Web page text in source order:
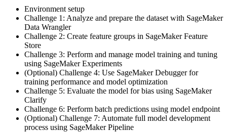
Environment setup
Challenge 1: Analyze and prepare the dataset with SageMaker
Data Wrangler
Challenge 2: Create feature groups in SageMaker Feature
Store
Challenge 3: Perform and manage model training and tuning
using SageMaker Experiments
(Optional) Challenge 4: Use SageMaker Debugger for
training performance and model optimization
Challenge 5: Evaluate the model for bias using SageMaker
Clarify
Challenge 6: Perform batch predictions using model endpoint
(Optional) Challenge 7: Automate full model development
process using SageMaker Pipeline